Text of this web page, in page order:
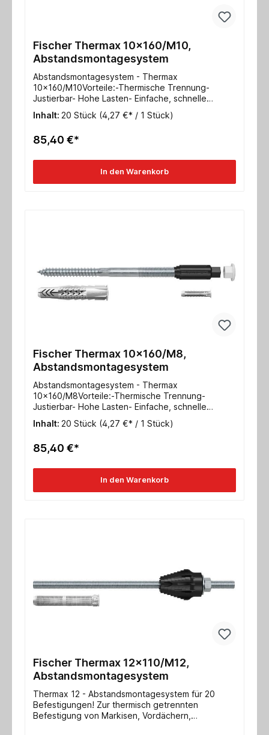
Fischer Thermax 10x160/M10,
Abstandsmontagesystem
Abstandsmontagesystem - Thermax
10x160/M10Vorteile:-Thermische Trennung-
Justierbar- Hohe Lasten- Einfache, schnelle
Montage o. Sonderwerkzeuge- Sicherheit durch
Verankerung im UntergrundTechnische Daten:
mmAbdeckkappe 22mm Schlüsselweite SW
Inhalt: 20 Stück (4,27 €* / 1 Stück)
85,40 €*
In den Warenkorb
Fischer Thermax 10x160/M8,
Abstandsmontagesystem
Abstandsmontagesystem - Thermax
10x160/M8Vorteile:-Thermische Trennung-
Justierbar- Hohe Lasten- Einfache, schnelle
Montage o. Sonderwerkzeuge- Sicherheit durch
Verankerung im UntergrundTechnische Daten:
mmAbdeckkappe 22mm Schlüsselweite SW
Inhalt: 20 Stück (4,27 €* / 1 Stück)
85,40 €*
In den Warenkorb
Fischer Thermax 12x110/M12,
Abstandsmontagesystem
Thermax 12 - Abstandsmontagesystem für 20
Befestigungen! Zur thermisch getrennten
Befestigung von Markisen, Vordächern,